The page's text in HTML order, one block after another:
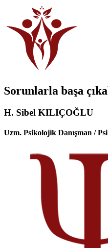
Sorunlarla başa
H. Sibel KILIÇOĞLU
Uzm. Psikolojik Danışman /